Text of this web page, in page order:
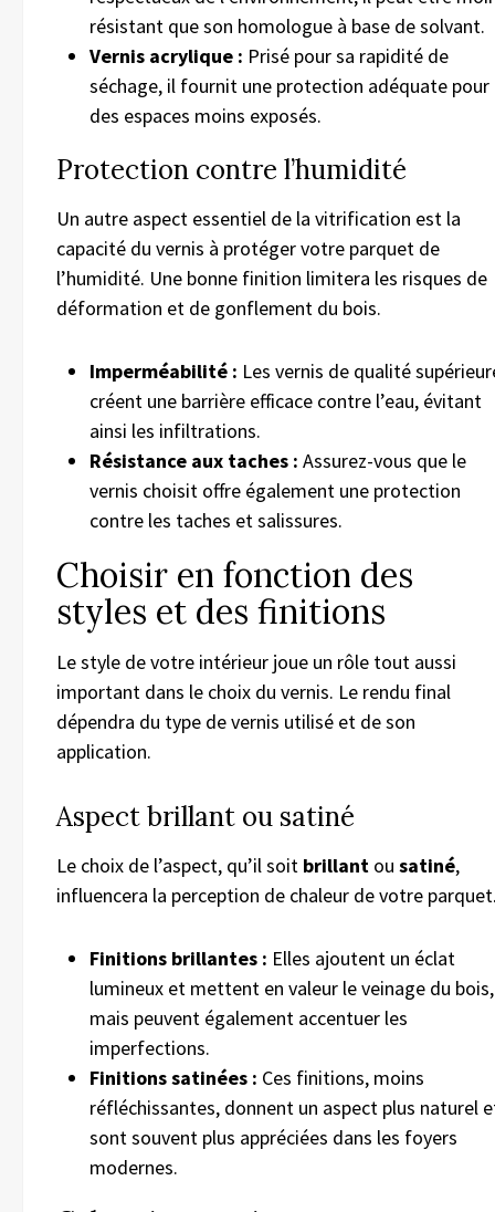
résistant que son homologue à base de solvant.
Vernis acrylique : Prisé pour sa rapidité de
séchage, il fournit une protection adéquate pour
des espaces moins exposés.
Protection contre l’humidité
Un autre aspect essentiel de la vitrification est la
capacité du vernis à protéger votre parquet de
l’humidité. Une bonne finition limitera les risques de
déformation et de gonflement du bois.
Imperméabilité : Les vernis de qualité
créent une barrière efficace contre l’eau, évitant
ainsi les infiltrations.
Résistance aux taches : Assurez-vous que le
vernis choisit offre également une protection
contre les taches et salissures.
Choisir en fonction des
styles et des finitions
Le style de votre intérieur joue un rôle tout aussi
important dans le choix du vernis. Le rendu final
dépendra du type de vernis utilisé et de son
application.
Aspect brillant ou satiné
Le choix de l’aspect, qu’il soit brillant ou satiné,
influencera la perception de chaleur de votre
Finitions brillantes : Elles ajoutent un éclat
lumineux et mettent en valeur le veinage du bois,
mais peuvent également accentuer les
imperfections.
Finitions satinées : Ces finitions, moins
réfléchissantes, donnent un aspect plus naturel
sont souvent plus appréciées dans les foyers
modernes.